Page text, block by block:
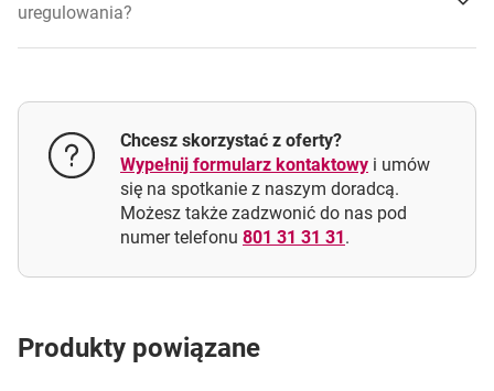
uregulowania?
Chcesz skorzystać z oferty?
Wypełnij formularz kontaktowy i umów
się na spotkanie z naszym doradcą.
Możesz także zadzwonić do nas pod
numer telefonu 801 31 31 31.
Produkty powiązane